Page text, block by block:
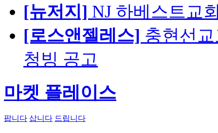
[뉴저지] NJ 하베스트교
[로스앤젤레스] 충현선
청빙 공고
마켓 플레이스
팝니다 삽니다 드립니다